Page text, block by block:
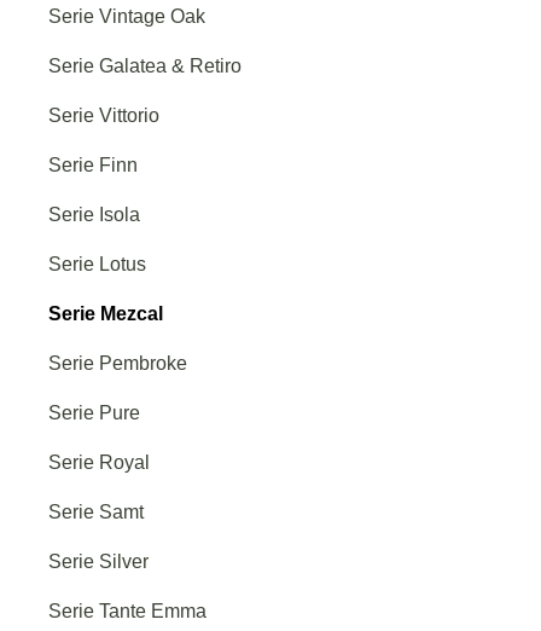
Serie Vintage Oak
Serie Galatea & Retiro
Serie Vittorio
Serie Finn
Serie Isola
Serie Lotus
Serie Mezcal
Serie Pembroke
Serie Pure
Serie Royal
Serie Samt
Serie Silver
Serie Tante Emma